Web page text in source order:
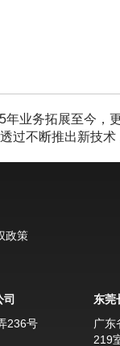
业务拓展至今，
过不断推出新技术
政策
司
236号
东莞
广东
219